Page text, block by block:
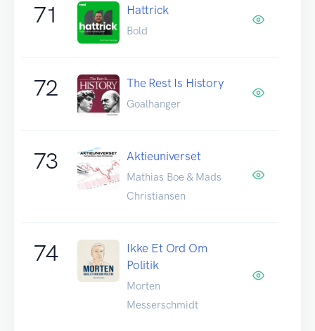
71 Hattrick
Bold
72 The Rest Is History
Goalhanger
73 Aktieuniverset
Mathias Boe & Mads
Christiansen
74
Ikke Et Ord Om
Politik
Morten
Messerschmidt